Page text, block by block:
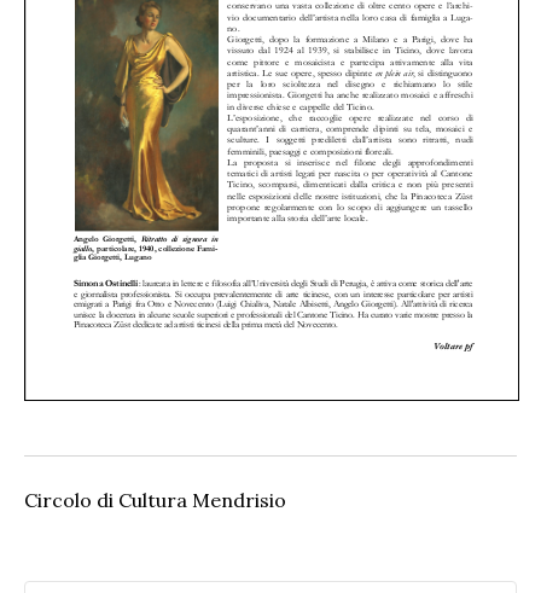
Circolo di Cultura Mendrisio